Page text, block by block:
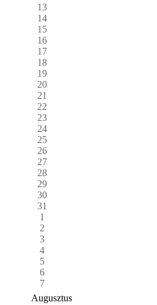
13
14
15
16
17
18
19
20
21
22
23
24
25
26
27
28
29
30
31
1
2
3
4
5
6
7
Augusztus